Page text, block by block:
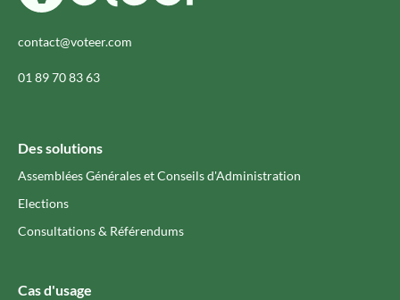
contact@voteer.com
01 89 70 83 63
Des solutions
Assemblées Générales et Conseils d'Administration
Elections
Consultations & Référendums
Cas d'usage